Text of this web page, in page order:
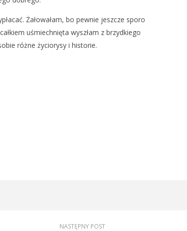
Żałowałam, bo pewnie jeszcze sporo
uśmiechnięta wyszłam z brzydkiego
różne życiorysy i historie.
NASTĘPNY POST